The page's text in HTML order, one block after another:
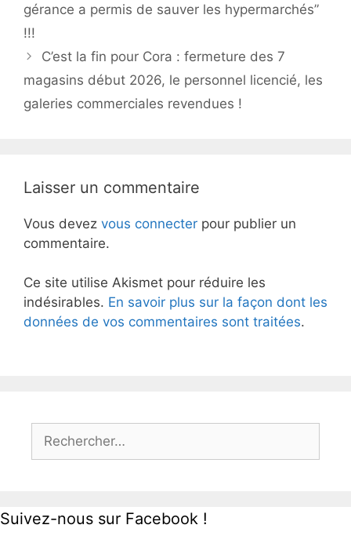
gérance a permis de sauver les hypermarchés”
!!!
C’est la fin pour Cora : fermeture des 7
magasins début 2026, le personnel licencié, les
galeries commerciales revendues !
Laisser un commentaire
Vous devez vous connecter pour publier un
commentaire.
Ce site utilise Akismet pour réduire les
indésirables. En savoir plus sur la façon dont les
données de vos commentaires sont traitées.
Suivez-nous sur Facebook !